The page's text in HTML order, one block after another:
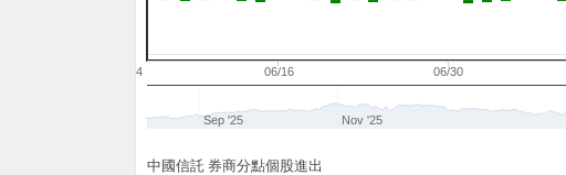
06/04 06/16 06/30
Sep '25 Nov '25
中國信託 券商分點個股進出